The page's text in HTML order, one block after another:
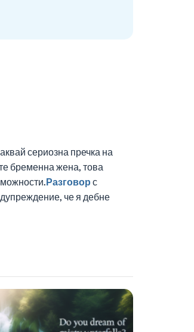
сериозна пречка на
бременна жена, това
Разговор с
че я дебне